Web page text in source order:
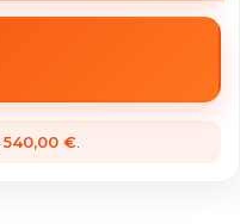
540,00 €